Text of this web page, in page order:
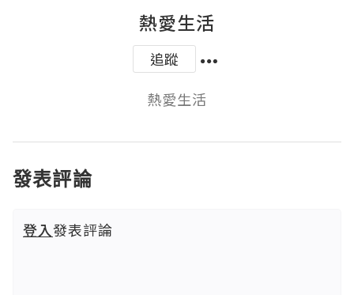
熱愛生活
追蹤
熱愛生活
發表評論
登入發表評論